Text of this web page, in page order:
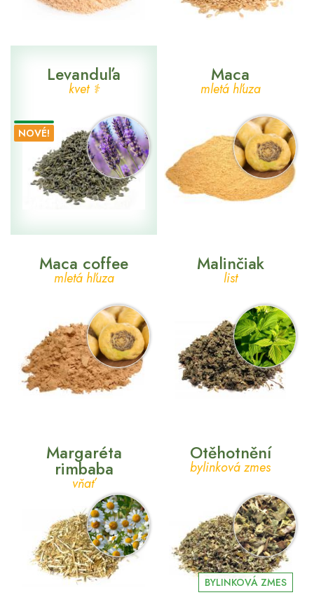
Levanduľa
kvet ⚕
NOVÉ!
Maca
mletá hľuza
Maca coffee
mletá hľuza
Malinčiak
list
Margaréta
rimbaba
vňať
Otěhotnění
bylinková zmes
BYLINKOVÁ ZMES